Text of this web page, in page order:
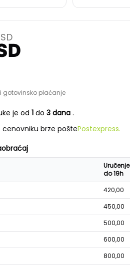
gotovinsko plaćanje
je od 1 do 3 dana .
brze poštePostexpress.
Uručenje
do 19h
420,00
450,00
500,00
600,00
800,00